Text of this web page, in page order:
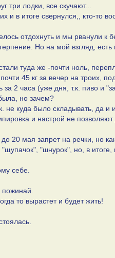
три лодки, все скучают...
и в итоге свернулся,, кто-то
отдохнуть и мы рванули к
Но на мой взгляд, есть
туда же -почти ноль,
45 кг за вечер на троих,
2 часа (уже дня, т.к. пиво и
но зачем?
не куда было складывать, да и
и настрой не позволяют
20 мая запрет на речки, но
"щупачок", "шнурок", но, в
себе.
то вырастет и будет жить!